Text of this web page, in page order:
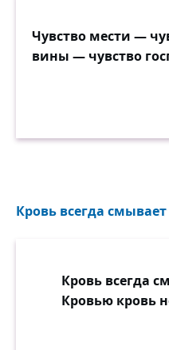
Чувство мести —
вины — чувство
Кровь всегда
Кровь всегда
Кровью кровь